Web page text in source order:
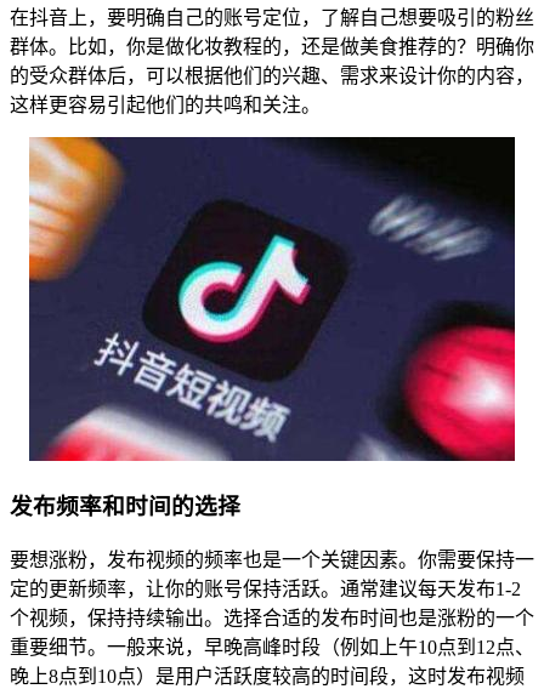
在抖音上，要明确自己的账号定位，了解自己想要吸引的粉丝
群体。比如，你是做化妆教程的，还是做美食推荐的？明确你
的受众群体后，可以根据他们的兴趣、需求来设计你的内容，
这样更容易引起他们的共鸣和关注。
发布频率和时间的选择
要想涨粉，发布视频的频率也是一个关键因素。你需要保持一
定的更新频率，让你的账号保持活跃。通常建议每天发布1-2
个视频，保持持续输出。选择合适的发布时间也是涨粉的一个
重要细节。一般来说，早晚高峰时段（例如上午10点到12点、
晚上8点到10点）是用户活跃度较高的时间段，这时发布视频